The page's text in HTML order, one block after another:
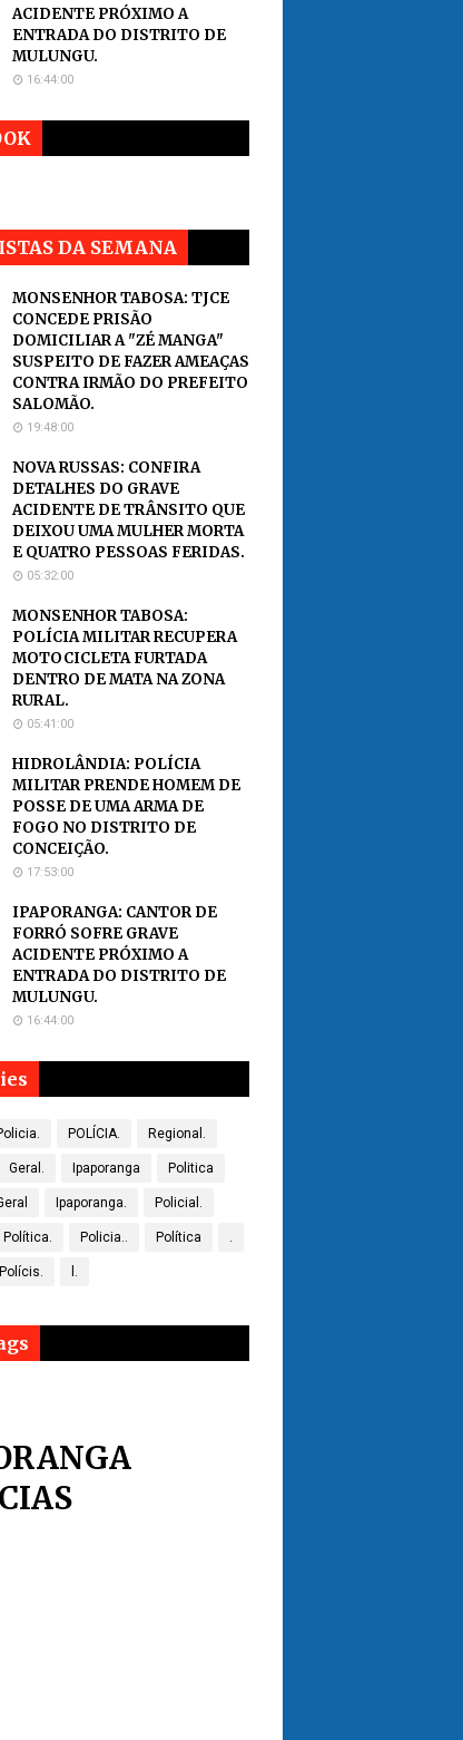
ACIDENTE PRÓXIMO A
ENTRADA DO DISTRITO DE
MULUNGU.
16:44:00
DA SEMANA
MONSENHOR TABOSA: TJCE
CONCEDE PRISÃO
DOMICILIAR A "ZÉ MANGA"
SUSPEITO DE FAZER AMEAÇAS
CONTRA IRMÃO DO PREFEITO
SALOMÃO.
19:48:00
NOVA RUSSAS: CONFIRA
DETALHES DO GRAVE
ACIDENTE DE TRÂNSITO QUE
DEIXOU UMA MULHER MORTA
E QUATRO PESSOAS FERIDAS.
05:32:00
MONSENHOR TABOSA:
POLÍCIA MILITAR RECUPERA
MOTOCICLETA FURTADA
DENTRO DE MATA NA ZONA
RURAL.
05:41:00
HIDROLÂNDIA: POLÍCIA
MILITAR PRENDE HOMEM DE
POSSE DE UMA ARMA DE
FOGO NO DISTRITO DE
CONCEIÇÃO.
17:53:00
IPAPORANGA: CANTOR DE
FORRÓ SOFRE GRAVE
ACIDENTE PRÓXIMO A
ENTRADA DO DISTRITO DE
MULUNGU.
16:44:00
POLÍCIA. Regional.
Geral. Ipaporanga Politica
Ipaporanga. Policial.
Política. Policia.. Política .
Polícis. l.